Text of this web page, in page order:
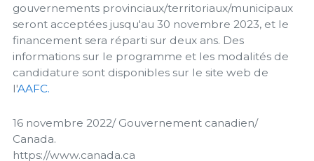
gouvernements provinciaux/territoriaux/municipaux
seront acceptées jusqu'au 30 novembre 2023, et le
financement sera réparti sur deux ans. Des
informations sur le programme et les modalités de
candidature sont disponibles sur le site web de
l'AAFC.
16 novembre 2022/ Gouvernement canadien/
Canada.
https://www.canada.ca